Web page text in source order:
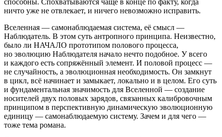
способны. Спохватываются чаще в конце по факту, когда
ничто уже не отвлекает, и ничего невозможно исправить.
Вселенная — самонаблюдаемая система, её смысл —
Наблюдатель. В этом суть антропного принципа. Неизвестно,
было ли НАЧАЛО прототипом полового процесса,
но эволюцию Наблюдателя начало нечто подобное. У всего
и каждого есть сопряжённый элемент. И половой процесс —
не случайность, а эволюционная необходимость. Он замкнут
в цикл, всё начинает и замыкает, локально и в целом. Его суть
и фундаментальная значимость для Вселенной — создание
носителей двух половых зарядов, связанных калибровочным
принципом в перспективную динамическую эволюционную
единицу — самонаблюдаемую систему. Зачем и для чего —
тоже тема романа.